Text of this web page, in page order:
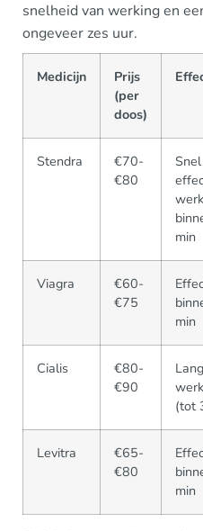
snelheid van werking en
ongeveer zes uur.
Medicijn
Prijs
(per
doos)
Stendra
€70-
€80
min
Viagra
€60-
€75
min
Cialis
€80-
€90
(tot
Levitra
€65-
€80
min